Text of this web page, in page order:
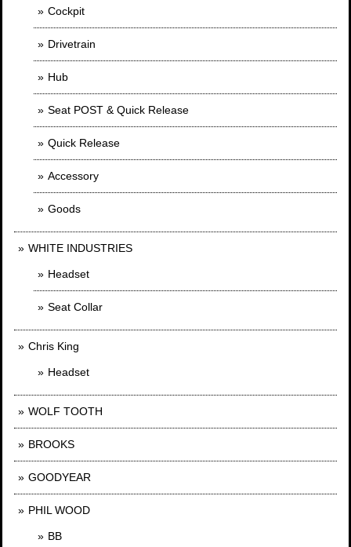
Cockpit
Drivetrain
Hub
Seat POST & Quick Release
Quick Release
Accessory
Goods
WHITE INDUSTRIES
Headset
Seat Collar
Chris King
Headset
WOLF TOOTH
BROOKS
GOODYEAR
PHIL WOOD
BB